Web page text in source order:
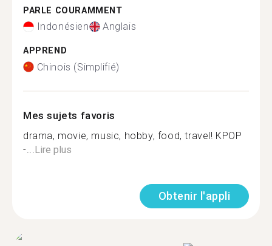
PARLE COURAMMENT
Indonésien Anglais
APPREND
Chinois (Simplifié)
Mes sujets favoris
drama, movie, music, hobby, food, travel! KPOP
-... Lire plus
Obtenir l'appli